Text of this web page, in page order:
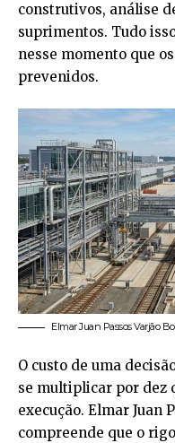
construtivos, análise
suprimentos. Tudo
nesse momento que
prevenidos.
Elmar Juan Passos Varjão
O custo de uma
se multiplicar por dez
execução. Elmar Juan
compreende que o